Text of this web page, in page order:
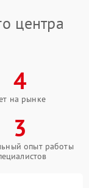
центра
4
на рынке
3
опыт работы